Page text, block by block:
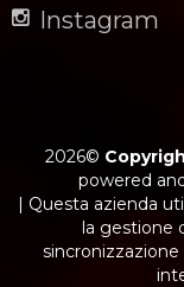
Instagram
2026©
powered
| Questa azienda
la gestione